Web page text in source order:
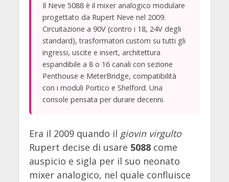
Il Neve 5088 è il mixer analogico modulare
progettato da Rupert Neve nel 2009.
Circuitazione a 90V (contro i 18, 24V degli
standard), trasformatori custom su tutti gli
ingressi, uscite e insert, architettura
espandibile a 8 o 16 canali con sezione
Penthouse e MeterBridge, compatibilità
con i moduli Portico e Shelford. Una
console pensata per durare decenni.
Era il 2009 quando il giovin virgulto
Rupert decise di usare 5088come
auspicio e sigla per il suo neonato
mixer analogico, nel quale confluisce